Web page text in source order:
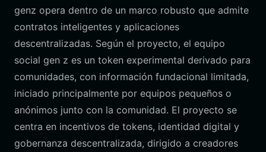
genz opera dentro de un marco robusto que admite
contratos inteligentes y aplicaciones
descentralizadas. Según el proyecto, el equipo
social gen z es un token experimental derivado para
comunidades, con información fundacional limitada,
iniciado principalmente por equipos pequeños o
anónimos junto con la comunidad. El proyecto se
centra en incentivos de tokens, identidad digital y
gobernanza descentralizada, dirigido a creadores